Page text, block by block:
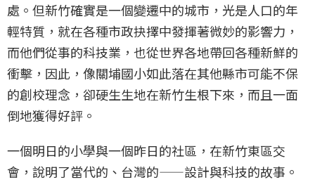
處。但新竹確實是一個變遷中的城市，光是人口的年
輕特質，就在各種市政抉擇中發揮著微妙的影響力，
而他們從事的科技業，也從世界各地帶回各種新鮮的
衝擊，因此，像關埔國小如此落在其他縣市可能不保
的創校理念，卻硬生生地在新竹生根下來，而且一面
倒地獲得好評。
一個明日的小學與一個昨日的社區，在新竹東區交
會，說明了當代的、台灣的——設計與科技的故事。